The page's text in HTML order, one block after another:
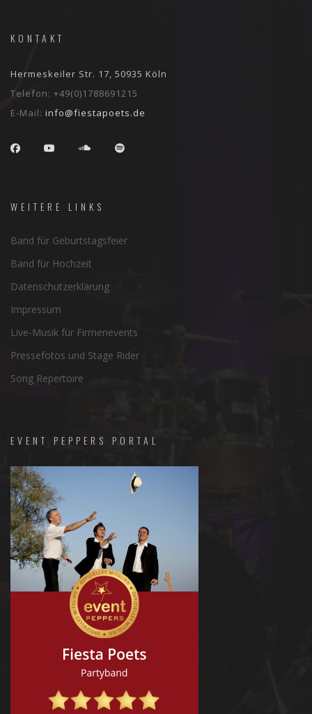
KONTAKT
Hermeskeiler Str. 17, 50935 Köln
Telefon: +49(0)1788691215
E-Mail: info@fiestapoets.de
WEITERE LINKS
Band für Geburtstagsfeier
Band für Hochzeit
Datenschutzerklärung
Impressum
Live-Musik für Firmenevents
Pressefotos und Stage Rider
Song Repertoire
EVENT PEPPERS PORTAL